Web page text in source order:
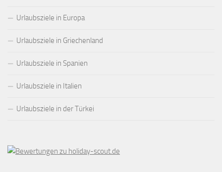
Urlaubsziele in Europa
Urlaubsziele in Griechenland
Urlaubsziele in Spanien
Urlaubsziele in Italien
Urlaubsziele in der Türkei